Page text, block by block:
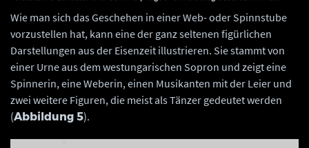
Wie man sich das Geschehen in einer Web- oder Spinnstube
vorzustellen hat, kann eine der ganz seltenen figürlichen
Darstellungen aus der Eisenzeit illustrieren. Sie stammt von
einer Urne aus dem westungarischen Sopron und zeigt eine
Spinnerin, eine Weberin, einen Musikanten mit der Leier und
zwei weitere Figuren, die meist als Tänzer gedeutet werden
(Abbildung 5).